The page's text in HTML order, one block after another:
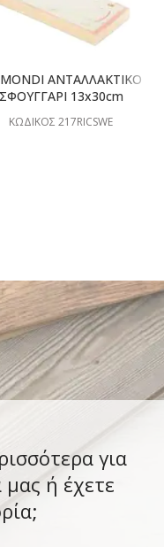
ΑΝΤΑΛΛΑΚΤΙΚΟ
ΣΦΟΥΓΓΑΡΙ 13x30cm
ΚΩΔΙΚΟΣ 217RICSWE
για
ή έχετε